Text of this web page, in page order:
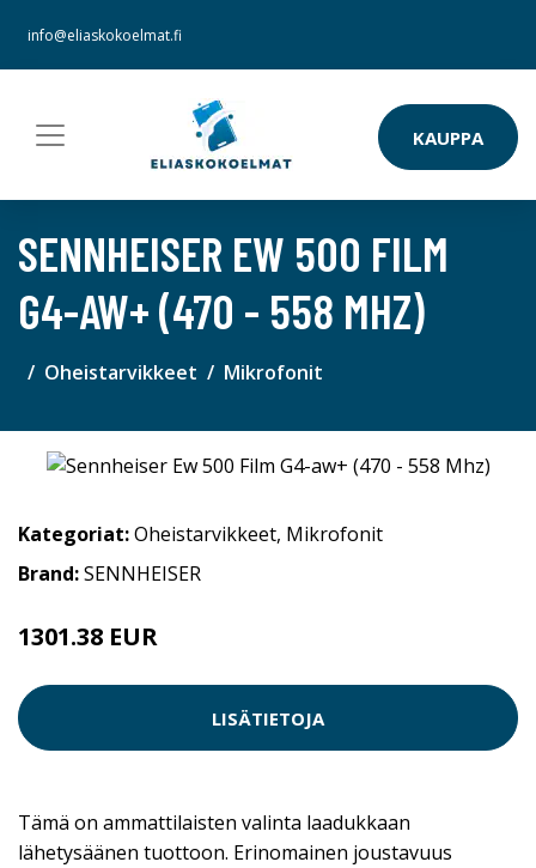
info@eliaskokoelmat.fi
KAUPPA
SENNHEISER EW 500 FILM
G4-AW+ (470 - 558 MHZ)
Oheistarvikkeet Mikrofonit
Kategoriat:Oheistarvikkeet, Mikrofonit
Brand:SENNHEISER
1301.38 EUR
LISÄTIETOJA
Tämä on ammattilaisten valinta laadukkaan
lähetysäänen tuottoon. Erinomainen joustavuus